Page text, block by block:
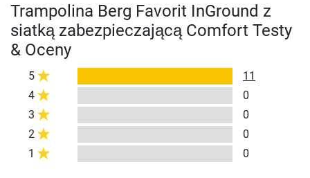
Trampolina Berg Favorit InGround z
siatką zabezpieczającą Comfort Testy
& Oceny
5
11
4
0
3
0
2
0
1
0